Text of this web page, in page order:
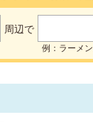
周辺で
例：ラーメ